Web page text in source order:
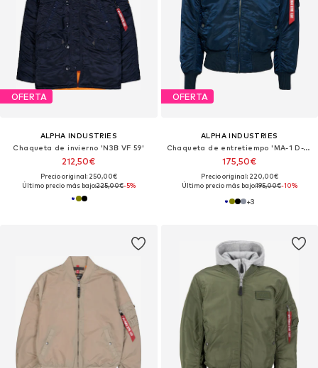
OFERTA
ALPHA INDUSTRIES
Chaqueta de invierno 'N3B VF 59'
212,50€
Precio original: 250,00€
Último precio más bajo:225,00€-5%
OFERTA
ALPHA INDUSTRIES
Chaqueta de entretiempo 'MA-1 D-Tec'
175,50€
Precio original: 220,00€
Último precio más bajo:195,00€-10%
+3